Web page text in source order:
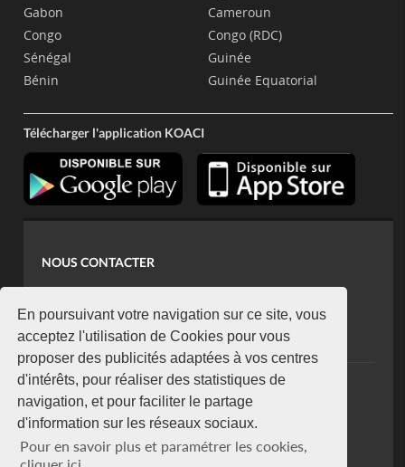
En poursuivant votre navigation sur ce site, vous
acceptez l'utilisation de Cookies pour vous
proposer des publicités adaptées à vos centres
d'intérêts, pour réaliser des statistiques de
navigation, et pour faciliter le partage
d'information sur les réseaux sociaux.
Pour en savoir plus et paramétrer les cookies,
Gabon
Congo
Sénégal
Bénin
Cameroun
Congo (RDC)
Guinée
Guinée Equatorial
Télécharger l'application KOACI
NOUS CONTACTER
koaci@yahoo.fr
+225 07 08 85 52 93
NEWSLETTER
Restez connecté via notre newsletter
S'abonner
Se désabonner